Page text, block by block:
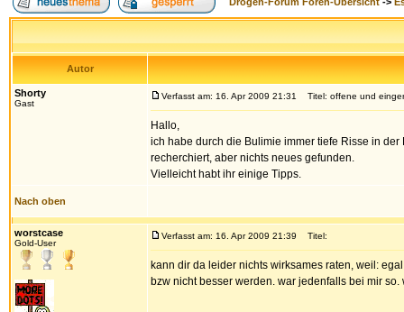
Autor
Shorty
Gast
Verfasst am: 16. Apr 2009 21:31 Titel: offene und
Hallo,
ich habe durch die Bulimie immer tiefe Risse in
recherchiert, aber nichts neues gefunden.
Vielleicht habt ihr einige Tipps.
Nach oben
worstcase
Gold-User
Verfasst am: 16. Apr 2009 21:39 Titel:
kann dir da leider nichts wirksames raten, weil:
bzw nicht besser werden. war jedenfalls bei mir